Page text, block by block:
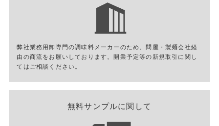
弊社業務用卸専門の調味料メーカーのため、問屋・製麺会社経
由の商流をお願いしております。開業予定等の新規取引に関し
てはご相談ください。
無料サンプルに関して